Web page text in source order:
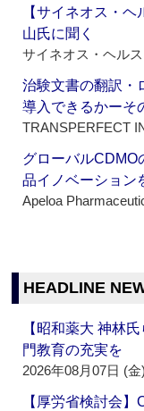
【サイネオス・
山氏に聞く
サイネオス・ヘル
治験文書の翻訳・
導入できるかーそ
TRANSPERFECT
グローバルCDMO
品イノベーション
Apeloa
HEADLINE
【昭和薬大 神林
門教育の充実を
2026年08月07日 (金)
【厚労省検討会